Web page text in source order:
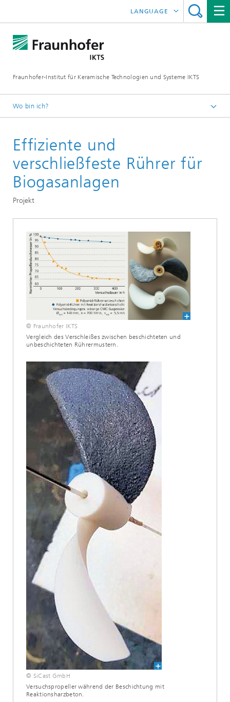
Fraunhofer-Institut für Keramische Technologien und Systeme IKTS
LANGUAGE
ČESKÝ
Wo bin ich?
Abteilungen
Umwelt- und Verfahrenstechnik
Systemtechnik Wasser und Abwasser
Effiziente und
verschließfeste Rührer für
Biogasanlagen
Projekt
© Fraunhofer IKTS
Vergleich des Verschleißes zwischen beschichteten und
unbeschichteten Rührermustern.
© SiCast GmbH
Versuchspropeller während der Beschichtung mit
Reaktionsharzbeton.